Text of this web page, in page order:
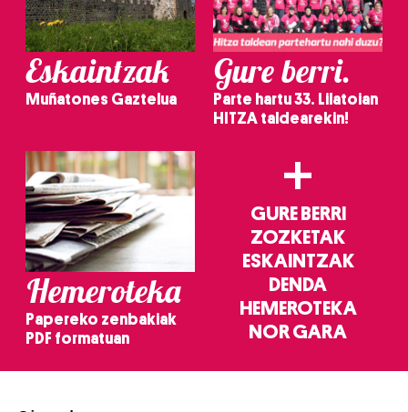
Eskaintzak
Muñatones Gaztelua
Gure berri.
Parte hartu 33. Lilatoian
HITZA taldearekin!
Hemeroteka
Papereko zenbakiak
PDF formatuan
+
GURE BERRI
ZOZKETAK
ESKAINTZAK
DENDA
HEMEROTEKA
NOR GARA